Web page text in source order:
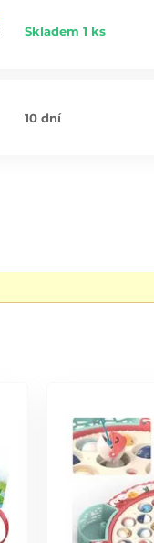
Skladem 1 ks
10 dní